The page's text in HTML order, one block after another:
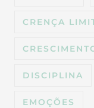
CRENÇA
DISCIPLINA
EMOÇÕES